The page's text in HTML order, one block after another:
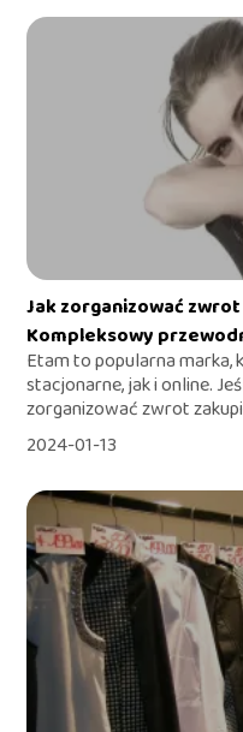
Jak zorganizować
Kompleksowy
Etam to popularna
stacjonarne, jak i online.
zorganizować zwrot
2024-01-13